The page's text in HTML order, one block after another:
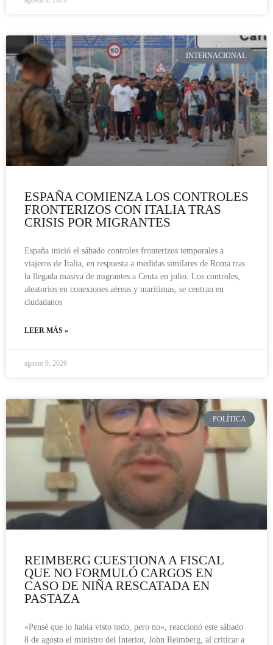
INTERNACIONAL
ESPAÑA COMIENZA LOS CONTROLES
FRONTERIZOS CON ITALIA TRAS
CRISIS POR MIGRANTES
España inició el sábado controles fronterizos temporales a
viajeros de Italia, en respuesta a medidas similares de Roma tras
la llegada masiva de migrantes a Ceuta en julio. Los controles,
aleatorios en conexiones aéreas y marítimas, se centran en
ciudadanos
LEER MÁS »
agosto 9, 2026
POLÍTICA
REIMBERG CUESTIONA A FISCAL
QUE NO FORMULÓ CARGOS EN
CASO DE NIÑA RESCATADA EN
PASTAZA
«Pensé que lo había visto todo, pero no», reaccionó este sábado
8 de agosto el ministro del Interior, John Reimberg, al criticar a